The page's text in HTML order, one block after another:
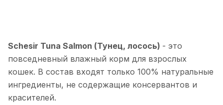
Schesir Tuna Salmon (Тунец, лосось) - это
повседневный влажный корм для взрослых
кошек. В состав входят только 100% натуральные
ингредиенты, не содержащие консервантов и
красителей.